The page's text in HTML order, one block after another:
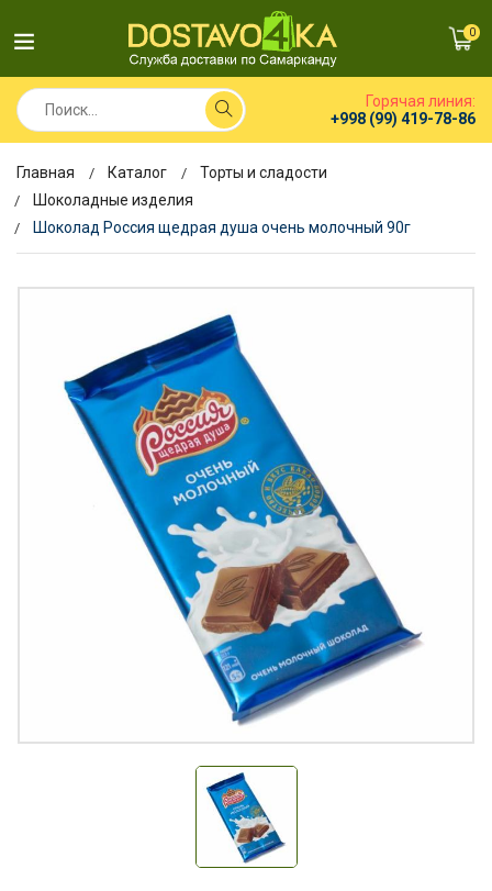
0
Горячая линия:
+998 (99) 419-78-86
Главная Каталог
Торты и сладости
Шоколадные изделия
Шоколад Россия щедрая душа очень молочный 90г